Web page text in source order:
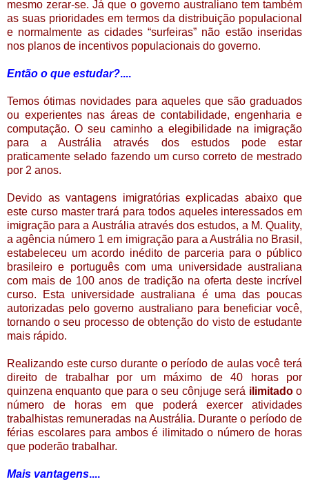
mesmo zerar-se. Já que o governo australiano tem também
as suas prioridades em termos da distribuição populacional
e normalmente as cidades “surfeiras” não estão inseridas
nos planos de incentivos populacionais do governo.
Então o que estudar?....
Temos ótimas novidades para aqueles que são graduados
ou experientes nas áreas de contabilidade, engenharia e
computação. O seu caminho a elegibilidade na imigração
para a Austrália através dos estudos pode estar
praticamente selado fazendo um curso correto de mestrado
por 2 anos.
Devido as vantagens imigratórias explicadas abaixo que
este curso master trará para todos aqueles interessados em
imigração para a Austrália através dos estudos, a M. Quality,
a agência número 1 em imigração para a Austrália no Brasil,
estabeleceu um acordo inédito de parceria para o público
brasileiro e português com uma universidade australiana
com mais de 100 anos de tradição na oferta deste incrível
curso. Esta universidade australiana é uma das poucas
autorizadas pelo governo australiano para beneficiar você,
tornando o seu processo de obtenção do visto de estudante
mais rápido.
Realizando este curso durante o período de aulas você terá
direito de trabalhar por um máximo de 40 horas por
quinzena enquanto que para o seu cônjuge será ilimitadoo
número de horas em que poderá exercer atividades
trabalhistas remuneradas na Austrália. Durante o período de
férias escolares para ambos é ilimitado o número de horas
que poderão trabalhar.
Mais vantagens....